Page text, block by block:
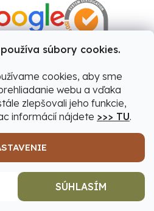
súbory cookies.
cookies, aby sme
webu a vďaka
zlepšovali jeho funkcie,
informácií nájdete >>> TU.
SÚHLASÍM
Upravil Balkys
. Všetky práva
nastavenie cookies